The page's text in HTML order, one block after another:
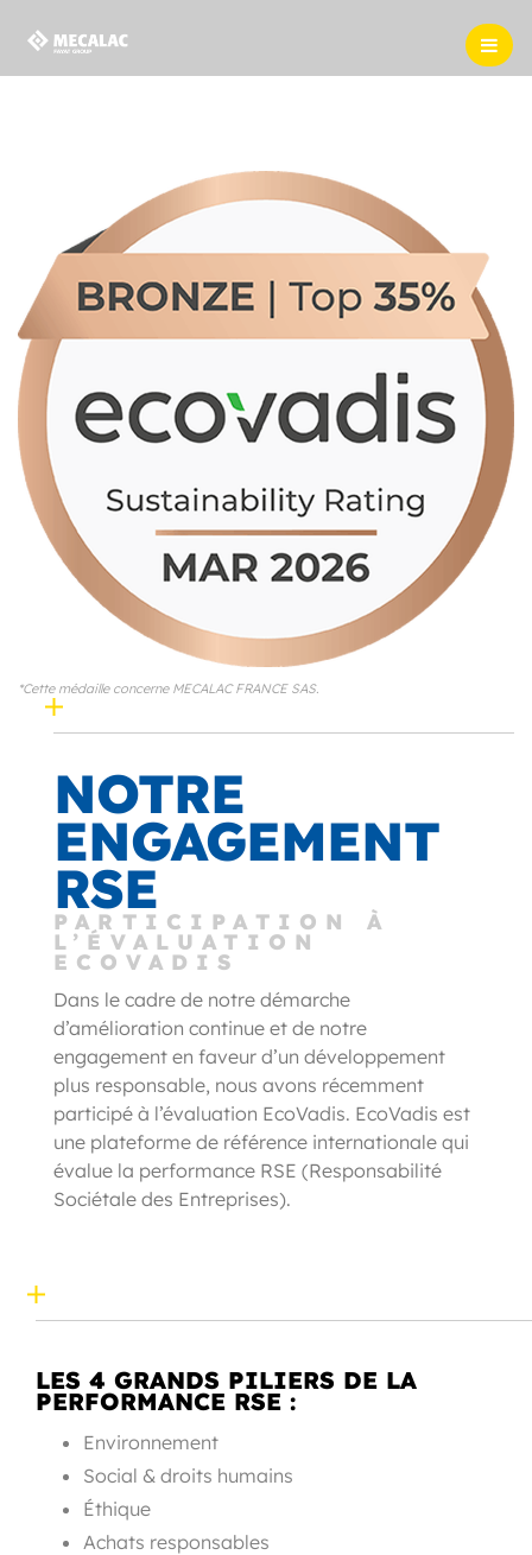
*Cette médaille concerne MECALAC FRANCE SAS.
NOTRE
ENGAGEMENT
RSE
PARTICIPATION À
L’ÉVALUATION
ECOVADIS
Dans le cadre de notre démarche
d’amélioration continue et de notre
engagement en faveur d’un développement
plus responsable, nous avons récemment
participé à l’évaluation EcoVadis. EcoVadis est
une plateforme de référence internationale qui
évalue la performance RSE (Responsabilité
Sociétale des Entreprises).
LES 4 GRANDS PILIERS DE LA
PERFORMANCE RSE :
Environnement
Social & droits humains
Éthique
Achats responsables